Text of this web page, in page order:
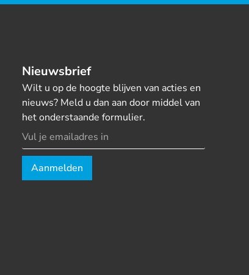
Nieuwsbrief
Wilt u op de hoogte blijven van acties en
nieuws? Meld u dan aan door middel van
het onderstaande formulier.
Aanmelden